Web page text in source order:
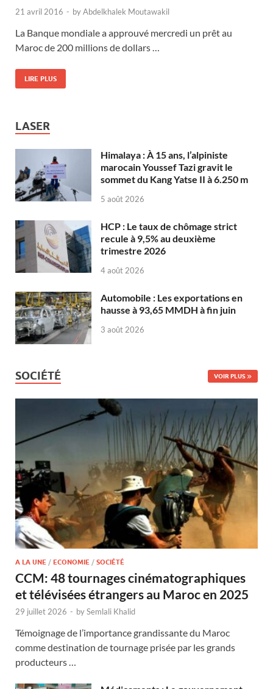
21 avril 2016 - byAbdelkhalek Moutawakil
La Banque mondiale a approuvé mercredi un prêt au
Maroc de 200 millions de dollars …
LIRE PLUS
LASER
Himalaya : À 15 ans, l’alpiniste
marocain Youssef Tazi gravit le
sommet du Kang Yatse II à 6.250 m
5 août 2026
HCP : Le taux de chômage strict
recule à 9,5% au deuxième
trimestre 2026
4 août 2026
Automobile : Les exportations en
hausse à 93,65 MMDH à fin juin
3 août 2026
SOCIÉTÉ VOIR PLUS
A LA UNE / ECONOMIE / SOCIÉTÉ
CCM: 48 tournages cinématographiques
et télévisées étrangers au Maroc en 2025
29 juillet 2026 - bySemlali Khalid
Témoignage de l’importance grandissante du Maroc
comme destination de tournage prisée par les grands
producteurs …